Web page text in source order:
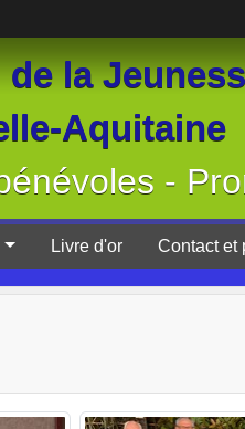
la
Aquitaine
-
Livre d'or Contact et